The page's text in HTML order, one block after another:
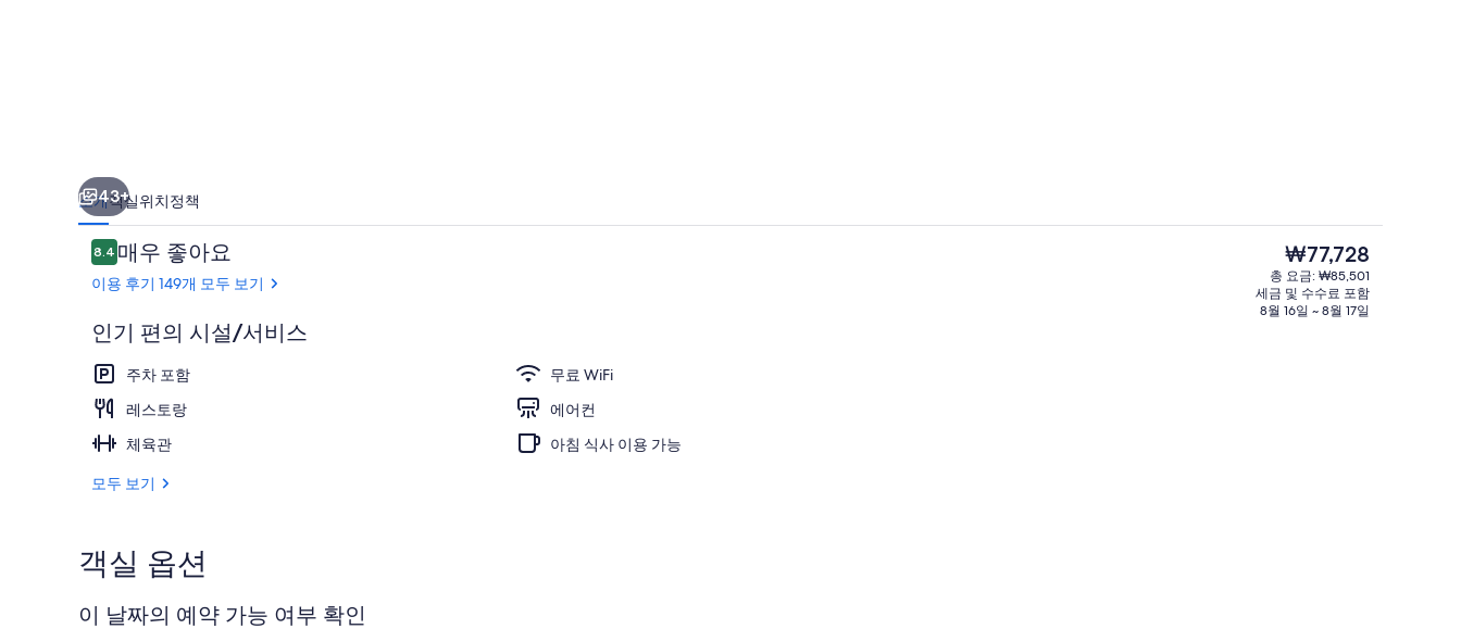
아침 식사 제공
43+
소개객실위치정책
이
용
후
8.410점 만점 중 8.4점.
매우 좋아요
이용 후기 149개 모두 보기
인기 편의 시설/서비스
주차 포함
무료 WiFi
레스토랑
에어컨
체육관
아침 식사 이용 가능
모두 보기
현
재
가
격
₩77,728
총 요금: ₩85,501
세금 및 수수료 포함
8월 16일 ~ 8월 17일
객실 옵션
이 날짜의 예약 가능 여부 확인